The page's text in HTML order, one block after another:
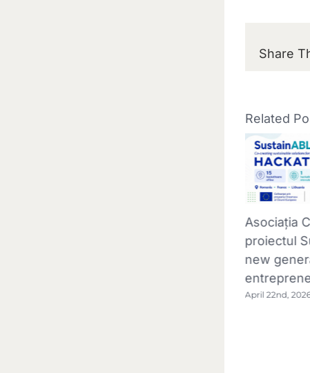
Share
Related
Asociația
proiectul
new
April 22nd,